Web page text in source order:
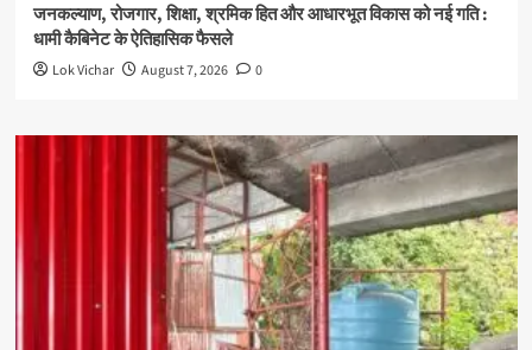
जनकल्याण, रोजगार, शिक्षा, श्रमिक हित और आधारभूत विकास को नई गति :
धामी कैबिनेट के ऐतिहासिक फैसले
Lok Vichar August 7, 2026 0